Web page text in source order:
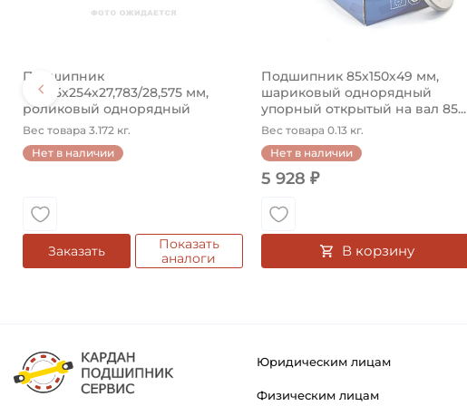
Подшипник
196,85х254х27,783/28,575 мм,
роликовый однорядный
конический ...
Вес товара 3.172 кг.
Нет в наличии
Заказать
Показать
аналоги
Подшипник 85х150х49 мм,
шариковый однорядный
упорный открытый на вал 85...
Вес товара 0.13 кг.
Нет в наличии
5 928 ₽
В корзину
Юридическим лицам
Физическим лицам